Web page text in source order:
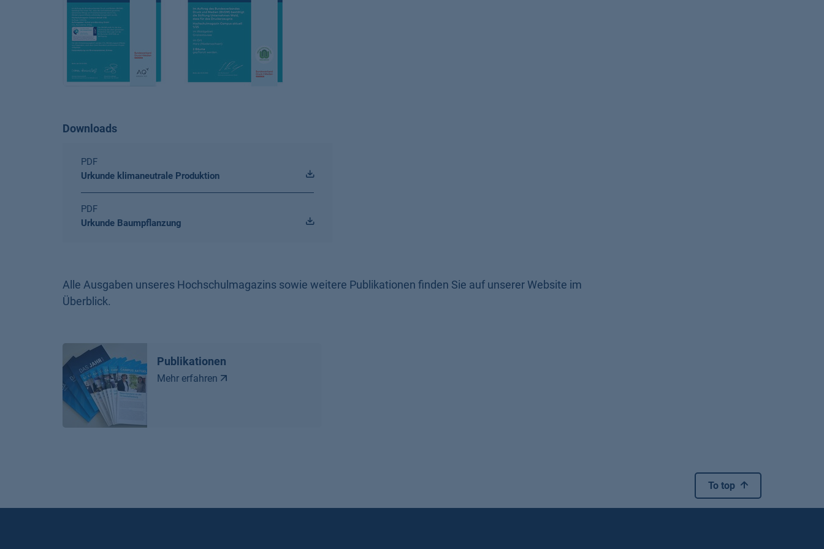
Downloads
PDF
Urkunde klimaneutrale Produktion
PDF
Urkunde Baumpflanzung
Alle Ausgaben unseres Hochschulmagazins sowie weitere Publikationen finden Sie auf unserer Website im
Überblick.
Publikationen
Mehr erfahren
To top